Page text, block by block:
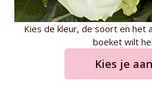
Kies de kleur, de soort en het
boeket wilt
Kies je